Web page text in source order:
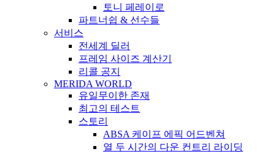
토니 페레이로
파트너쉽 & 선수들
서비스
전세계 딜러
프레임 사이즈 계산기
리콜 공지
MERIDA WORLD
유일무이한 존재
최고의 테스트
스토리
ABSA 케이프 에픽 어드벤쳐
열 두 시간의 다운 컨트리 라이딩